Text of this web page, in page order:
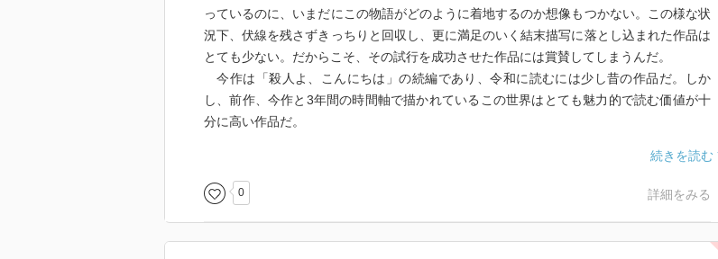
っているのに、いまだにこの物語がどのように着地するのか想像もつかない。この様な状
況下、伏線を残さずきっちりと回収し、更に満足のいく結末描写に落とし込まれた作品は
とても少ない。だからこそ、その試行を成功させた作品には賞賛してしまうんだ。
今作は「殺人よ、こんにちは」の続編であり、令和に読むには少し昔の作品だ。しか
し、前作、今作と3年間の時間軸で描かれているこの世界はとても魅力的で読む価値が十
分に高い作品だ。
ミステリーも沢山存在しており、合わせて文脈等も独特であり、唯一の存在感を発揮して
いる様に思う(偉そうになってしまったが、尊敬してるんだ。)
0 詳細をみる